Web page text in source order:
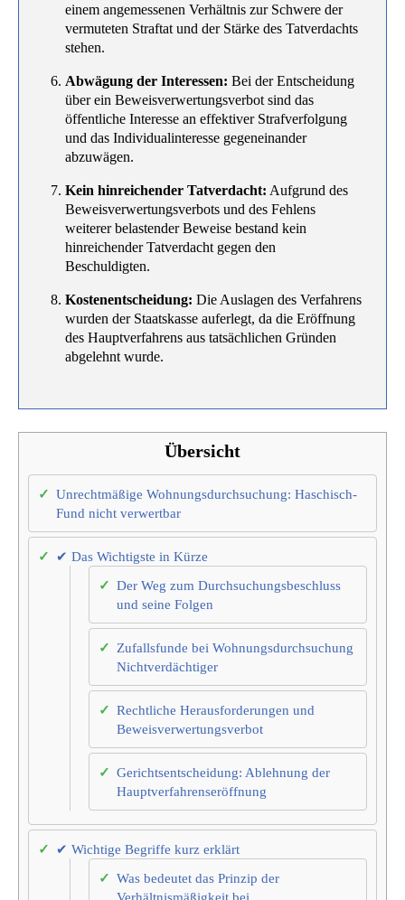
einem angemessenen Verhältnis zur Schwere der
vermuteten Straftat und der Stärke des Tatverdachts
stehen.
Abwägung der Interessen: Bei der Entscheidung
über ein Beweisverwertungsverbot sind das
öffentliche Interesse an effektiver Strafverfolgung
und das Individualinteresse gegeneinander
abzuwägen.
Kein hinreichender Tatverdacht: Aufgrund des
Beweisverwertungsverbots und des Fehlens
weiterer belastender Beweise bestand kein
hinreichender Tatverdacht gegen den
Beschuldigten.
Kostenentscheidung: Die Auslagen des Verfahrens
wurden der Staatskasse auferlegt, da die Eröffnung
des Hauptverfahrens aus tatsächlichen Gründen
abgelehnt wurde.
Übersicht
Unrechtmäßige Wohnungsdurchsuchung: Haschisch-
Fund nicht verwertbar
✔ Das Wichtigste in Kürze
Der Weg zum Durchsuchungsbeschluss
und seine Folgen
Zufallsfunde bei Wohnungsdurchsuchung
Nichtverdächtiger
Rechtliche Herausforderungen und
Beweisverwertungsverbot
Gerichtsentscheidung: Ablehnung der
Hauptverfahrenseröffnung
✔ Wichtige Begriffe kurz erklärt
Was bedeutet das Prinzip der